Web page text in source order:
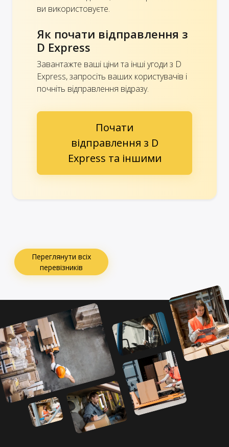
ви використовуєте.
Як почати відправлення з
D Express
Завантажте ваші ціни та інші угоди з D
Express, запросіть ваших користувачів і
почніть відправлення відразу.
Почати
відправлення з D
Express та іншими
Переглянути всіх
перевізників